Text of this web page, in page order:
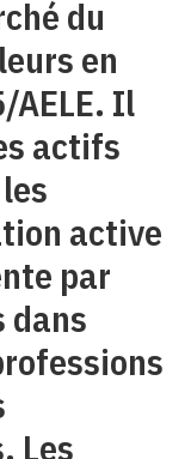
du
en
AELE. Il
actifs
active
par
dans
Les